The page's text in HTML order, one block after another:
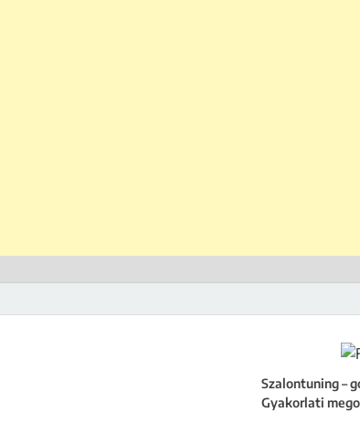
Szalontuning –
Gyakorlati